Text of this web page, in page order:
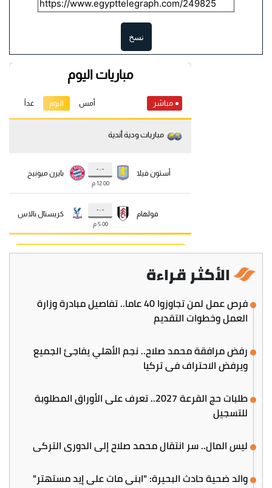
نسخ
الأكثر قراءة
فرص عمل لمن تجاوزوا 40 عاما.. تفاصيل مبادرة وزارة
العمل وخطوات التقديم
رفض مرافقة محمد صلاح.. نجم الأهلي يفاجئ الجميع
ويرفض الاحتراف في تركيا
طلبات حج القرعة 2027.. تعرف على الأوراق المطلوبة
للتسجيل
ليس المال.. سر انتقال محمد صلاح إلى الدوري التركي
والد ضحية حادث البحيرة: "ابني مات على إيد مستهتر"